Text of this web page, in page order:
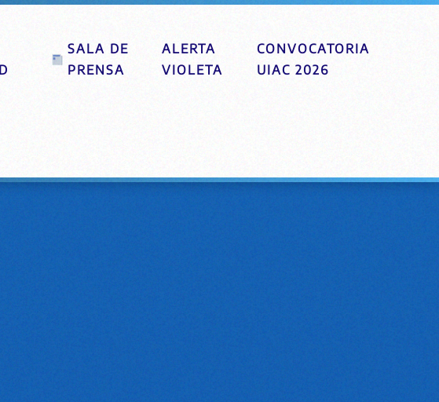
SALA DE
PRENSA
ALERTA
VIOLETA
CONVOCATORIA
UIAC 2026